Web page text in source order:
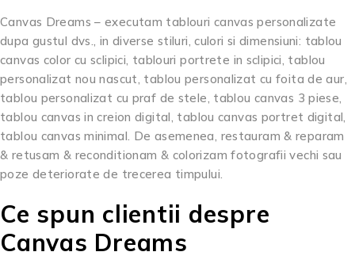
Canvas Dreams – executam tablouri canvas personalizate
dupa gustul dvs., in diverse stiluri, culori si dimensiuni: tablou
canvas color cu sclipici, tablouri portrete in sclipici, tablou
personalizat nou nascut, tablou personalizat cu foita de aur,
tablou personalizat cu praf de stele, tablou canvas 3 piese,
tablou canvas in creion digital, tablou canvas portret digital,
tablou canvas minimal. De asemenea, restauram & reparam
& retusam & reconditionam & colorizam fotografii vechi sau
poze deteriorate de trecerea timpului.
Ce spun clientii despre
Canvas Dreams